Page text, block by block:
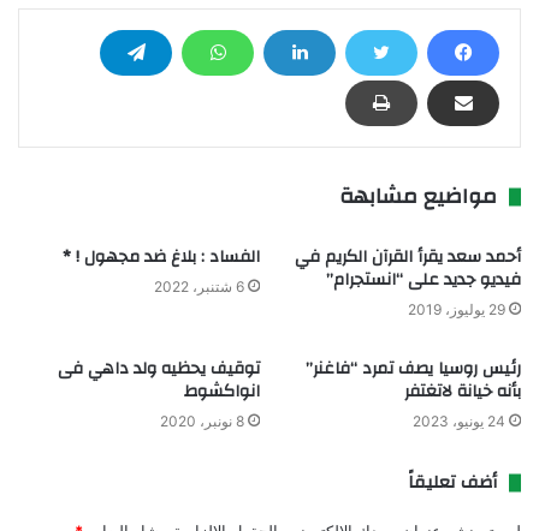
مواضيع مشابهة
أحمد سعد يقرأ القرآن الكريم في
فيديو جديد على “انستجرام”
29 يوليوز، 2019
الفساد : بلاغ ضد مجهول ! *
6 شتنبر، 2022
رئيس روسيا يصف تمرد “فاغنر”
بأنه خيانة لاتغتفر
24 يونيو، 2023
توقيف يحظيه ولد داهي فى
انواكشوط
8 نونبر، 2020
أضف تعليقاً